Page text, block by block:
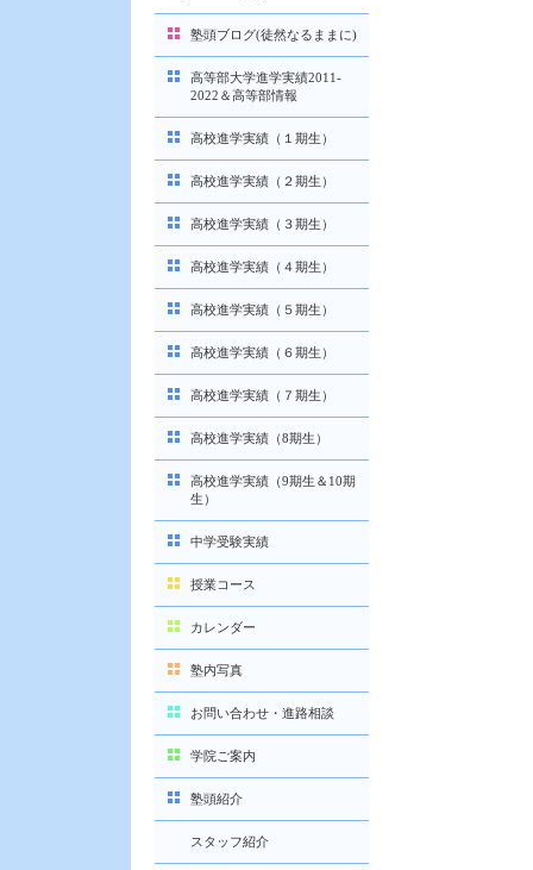
塾頭ブログ(徒然なるままに)
高等部大学進学実績2011-
2022＆高等部情報
高校進学実績（１期生）
高校進学実績（２期生）
高校進学実績（３期生）
高校進学実績（４期生）
高校進学実績（５期生）
高校進学実績（６期生）
高校進学実績（７期生）
高校進学実績（8期生）
高校進学実績（9期生＆10期
生）
中学受験実績
授業コース
カレンダー
塾内写真
お問い合わせ・進路相談
学院ご案内
塾頭紹介
スタッフ紹介